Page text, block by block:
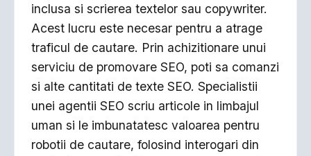
inclusa si scrierea textelor sau copywriter.
Acest lucru este necesar pentru a atrage
traficul de cautare. Prin achizitionare unui
serviciu de promovare SEO, poti sa comanzi
si alte cantitati de texte SEO. Specialistii
unei agentii SEO scriu articole in limbajul
uman si le imbunatatesc valoarea pentru
robotii de cautare, folosind interogari din